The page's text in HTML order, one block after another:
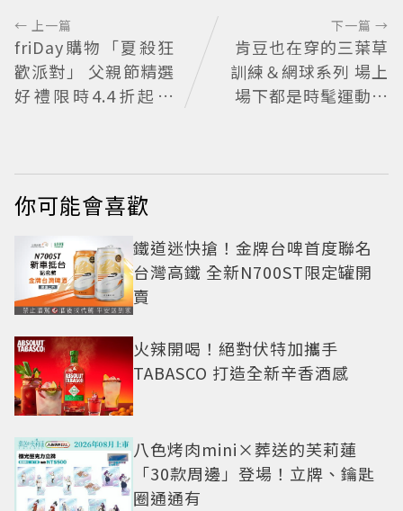
← 上一篇
friDay購物「夏殺狂
歡派對」 父親節精選
好禮限時4.4折起、
下一篇 →
肯豆也在穿的三葉草
訓練＆網球系列 場上
場下都是時髦運動女
你可能會喜歡
鐵道迷快搶！金牌台啤首度聯名
台灣高鐵 全新N700ST限定罐開
賣
火辣開喝！絕對伏特加攜手
TABASCO 打造全新辛香酒感
八色烤肉mini×葬送的芙莉蓮
「30款周邊」登場！立牌、鑰匙
圈通通有